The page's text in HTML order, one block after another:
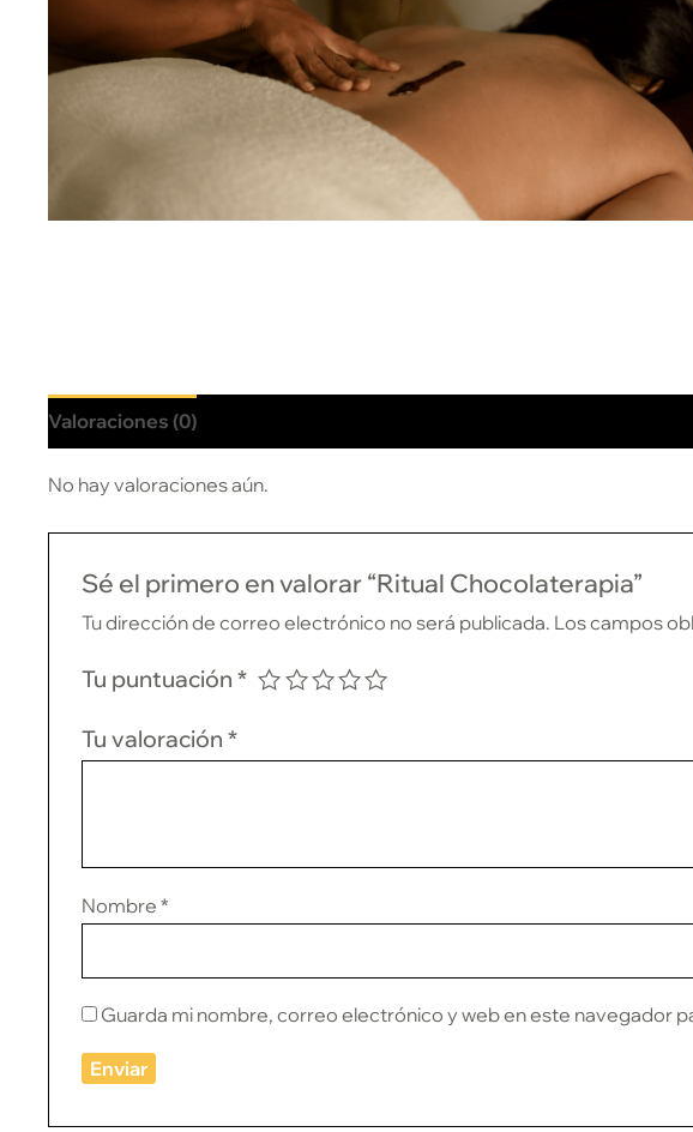
Valoraciones (0)
No hay valoraciones aún.
Sé el primero en valorar “Ritual Chocolaterapia”
Tu dirección de correo electrónico no será publicada. Los campos
Tu puntuación *
Tu valoración *
Nombre *
Guarda mi nombre, correo electrónico y web en este navegador